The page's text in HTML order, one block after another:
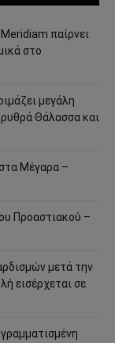
παίρνει
στο
μεγάλη
Θάλασσα και
Μέγαρα –
Προαστιακού –
μετά την
εισέρχεται σε